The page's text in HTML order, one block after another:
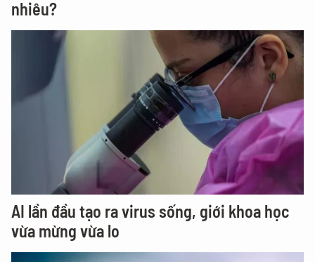
nhiêu?
AI lần đầu tạo ra virus sống, giới khoa học
vừa mừng vừa lo